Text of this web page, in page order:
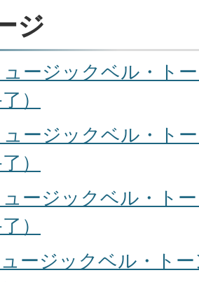
ジ
ージックベル・ト
）
ージックベル・ト
）
ージックベル・ト
）
ージックベル・ト